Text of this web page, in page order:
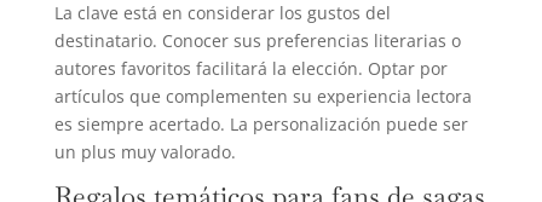
La clave está en considerar los gustos del
destinatario. Conocer sus preferencias literarias o
autores favoritos facilitará la elección. Optar por
artículos que complementen su experiencia lectora
es siempre acertado. La personalización puede ser
un plus muy valorado.